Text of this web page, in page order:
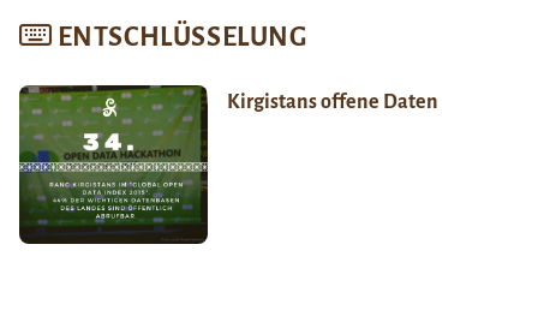
ENTSCHLÜSSELUNG
Kirgistans offene Daten